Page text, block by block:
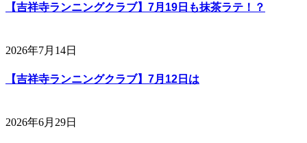
【吉祥寺ランニングクラブ】7月19日も抹茶ラテ！？
2026年7月14日
【吉祥寺ランニングクラブ】7月12日は
2026年6月29日